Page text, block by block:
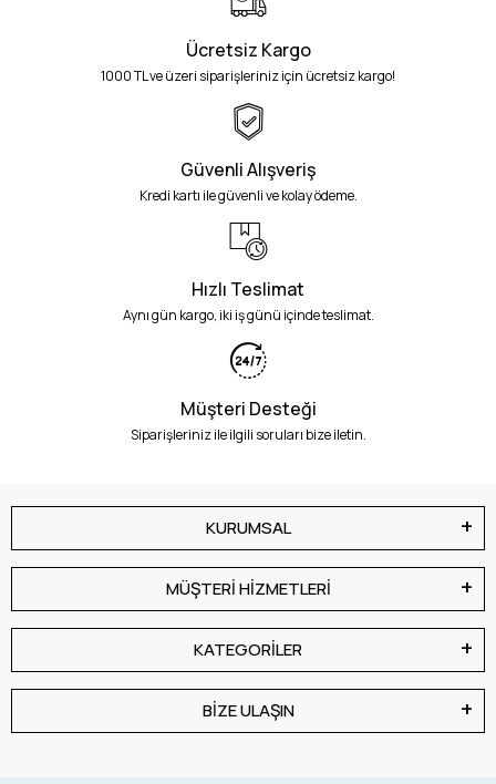
Ücretsiz Kargo
1000 TL ve üzeri siparişleriniz için ücretsiz kargo!
Güvenli Alışveriş
Kredi kartı ile güvenli ve kolay ödeme.
Hızlı Teslimat
Aynı gün kargo, iki iş günü içinde teslimat.
Müşteri Desteği
Siparişleriniz ile ilgili soruları bize iletin.
KURUMSAL
MÜŞTERİ HİZMETLERİ
KATEGORİLER
BİZE ULAŞIN